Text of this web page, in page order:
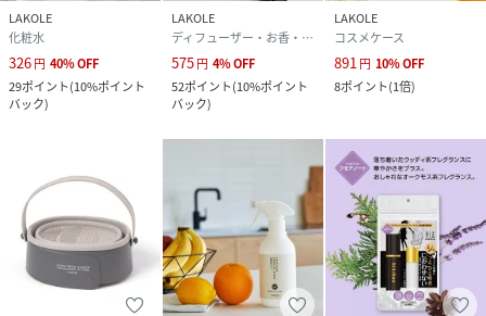
LAKOLE
化粧水
326円 40%OFF
29ポイント(10%ポイント
バック)
LAKOLE
ディフューザー・お香・アロマオイル・キャンドル
575円 4%OFF
52ポイント(10%ポイント
バック)
LAKOLE
コスメケース
891 円 10%OFF
8ポイント(1倍)